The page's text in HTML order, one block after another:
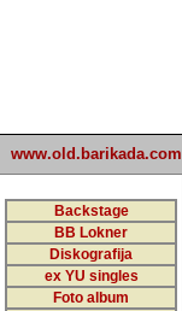
www.old.barikada.com
Backstage
BB Lokner
Diskografija
ex YU singles
Foto album